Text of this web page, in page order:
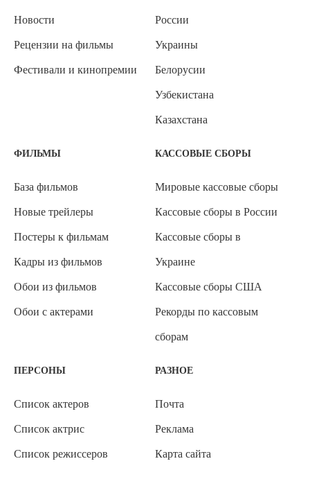
Новости
Рецензии на фильмы
Фестивали и кинопремии
России
Украины
Белорусии
Узбекистана
Казахстана
ФИЛЬМЫ
База фильмов
Новые трейлеры
Постеры к фильмам
Кадры из фильмов
Обои из фильмов
Обои с актерами
КАССОВЫЕ СБОРЫ
Мировые кассовые сборы
Кассовые сборы в России
Кассовые сборы в
Украине
Кассовые сборы США
Рекорды по кассовым
сборам
ПЕРСОНЫ
Список актеров
Список актрис
Список режиссеров
РАЗНОЕ
Почта
Реклама
Карта сайта